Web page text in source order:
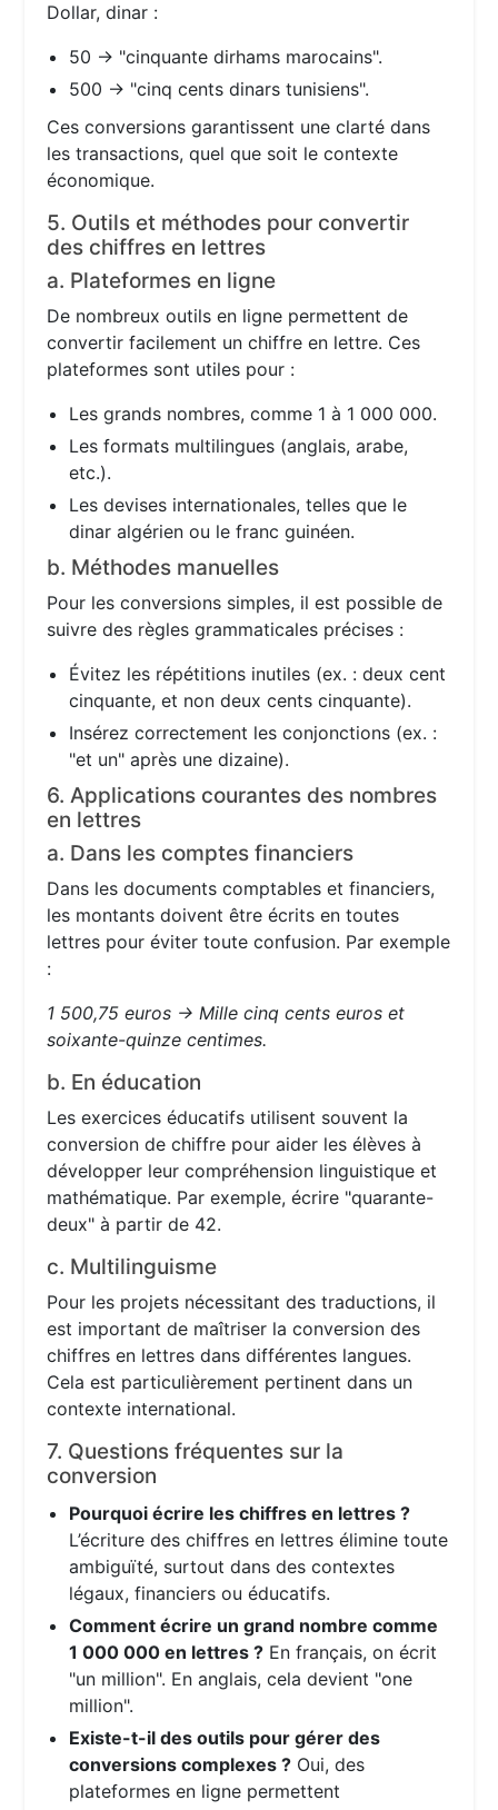
Dollar, dinar :
50 → "cinquante dirhams marocains".
500 → "cinq cents dinars tunisiens".
Ces conversions garantissent une clarté dans
les transactions, quel que soit le contexte
économique.
5. Outils et méthodes pour convertir
des chiffres en lettres
a. Plateformes en ligne
De nombreux outils en ligne permettent de
convertir facilement un chiffre en lettre. Ces
plateformes sont utiles pour :
Les grands nombres, comme 1 à 1 000 000.
Les formats multilingues (anglais, arabe,
etc.).
Les devises internationales, telles que le
dinar algérien ou le franc guinéen.
b. Méthodes manuelles
Pour les conversions simples, il est possible de
suivre des règles grammaticales précises :
Évitez les répétitions inutiles (ex. : deux cent
cinquante, et non deux cents cinquante).
Insérez correctement les conjonctions (ex. :
"et un" après une dizaine).
6. Applications courantes des nombres
en lettres
a. Dans les comptes financiers
Dans les documents comptables et financiers,
les montants doivent être écrits en toutes
lettres pour éviter toute confusion. Par exemple
:
1 500,75 euros → Mille cinq cents euros et
soixante-quinze centimes.
b. En éducation
Les exercices éducatifs utilisent souvent la
conversion de chiffre pour aider les élèves à
développer leur compréhension linguistique et
mathématique. Par exemple, écrire "quarante-
deux" à partir de 42.
c. Multilinguisme
Pour les projets nécessitant des traductions, il
est important de maîtriser la conversion des
chiffres en lettres dans différentes langues.
Cela est particulièrement pertinent dans un
contexte international.
7. Questions fréquentes sur la
conversion
Pourquoi écrire les chiffres en lettres ?
L’écriture des chiffres en lettres élimine toute
ambiguïté, surtout dans des contextes
légaux, financiers ou éducatifs.
Comment écrire un grand nombre comme
1 000 000 en lettres ? En français, on écrit
"un million". En anglais, cela devient "one
million".
Existe-t-il des outils pour gérer des
conversions complexes ? Oui, des
plateformes en ligne permettent